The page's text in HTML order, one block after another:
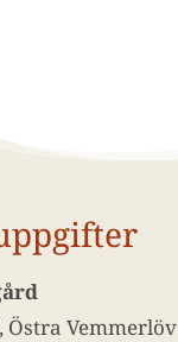
Östra Vemmerlöv